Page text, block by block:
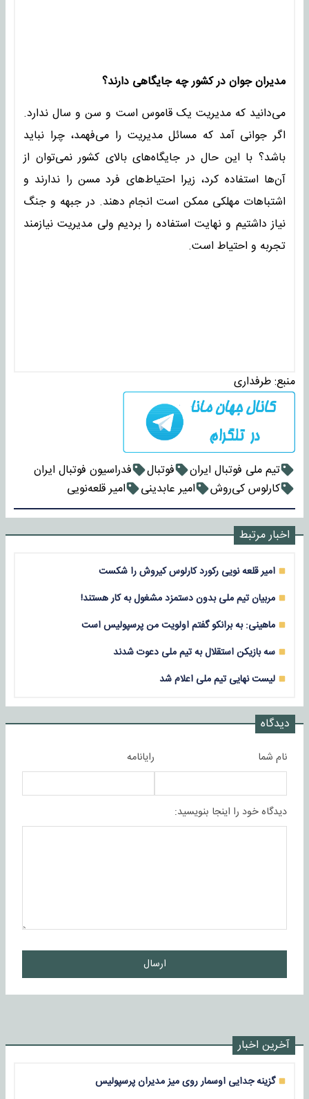
مدیران جوان در کشور چه جایگاهی دارند؟
می‌دانید که مدیریت یک قاموس است و سن و سال ندارد.
اگر جوانی آمد که مسائل مدیریت را می‌فهمد، چرا نباید
باشد؟ با این حال در جایگاه‌های بالای کشور نمی‌توان از
آن‌ها استفاده کرد، زیرا احتیاط‌های فرد مسن را ندارند و
اشتباهات مهلکی ممکن است انجام دهند. در جبهه و جنگ
نیاز داشتیم و نهایت استفاده را بردیم ولی مدیریت نیازمند
تجربه و احتیاط است.
منبع:طرفداری
تیم ملی فوتبال ایران فوتبال
فدراسیون فوتبال ایران
کارلوس کی‌روش
امیر عابدینی امیر قلعه‌نویی
اخبار مرتبط
امیر قلعه نویی رکورد کارلوس کیروش را شکست
مربیان تیم ملی بدون دستمزد مشغول به کار هستند!
ماهینی: به برانکو گفتم اولویت من پرسپولیس است
سه بازیکن استقلال به تیم ملی دعوت شدند
لیست نهایی تیم ملی اعلام شد
دیدگاه
نام شما رایانامه
دیدگاه خود را اینجا بنویسید:
ارسال
آخرین اخبار
گزینه جدایی اوسمار روی میز مدیران پرسپولیس